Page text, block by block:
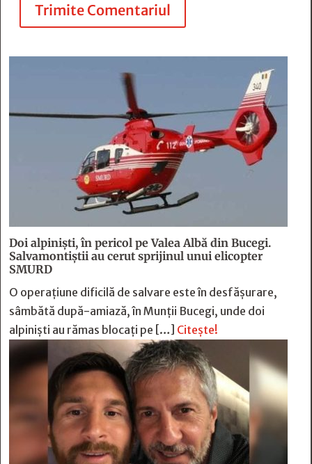
Trimite Comentariul
Doi alpiniști, în pericol pe Valea Albă din Bucegi.
Salvamontiștii au cerut sprijinul unui elicopter
SMURD
O operațiune dificilă de salvare este în desfășurare,
sâmbătă după-amiază, în Munții Bucegi, unde doi
alpiniști au rămas blocați pe […] Citește!